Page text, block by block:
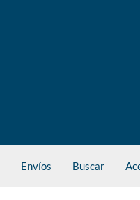
Envíos Buscar